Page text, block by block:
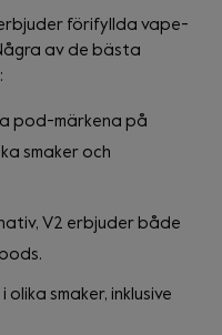
erbjuder förifyllda vape-
av de bästa
pod-märkena på
smaker och
V2 erbjuder både
olika smaker, inklusive